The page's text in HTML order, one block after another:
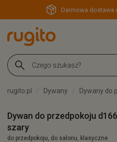
Darmowa dostawa
rugito.pl Dywany Dywany do
Dywan do przedpokoju
szary
do przedpokoju, do salonu, klasyczne